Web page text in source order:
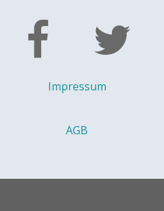
Impressum
AGB